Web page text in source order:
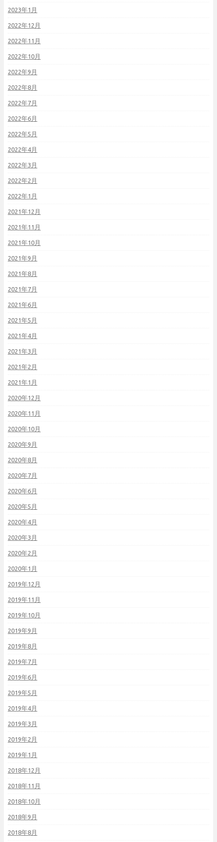
2023年1月
2022年12月
2022年11月
2022年10月
2022年9月
2022年8月
2022年7月
2022年6月
2022年5月
2022年4月
2022年3月
2022年2月
2022年1月
2021年12月
2021年11月
2021年10月
2021年9月
2021年8月
2021年7月
2021年6月
2021年5月
2021年4月
2021年3月
2021年2月
2021年1月
2020年12月
2020年11月
2020年10月
2020年9月
2020年8月
2020年7月
2020年6月
2020年5月
2020年4月
2020年3月
2020年2月
2020年1月
2019年12月
2019年11月
2019年10月
2019年9月
2019年8月
2019年7月
2019年6月
2019年5月
2019年4月
2019年3月
2019年2月
2019年1月
2018年12月
2018年11月
2018年10月
2018年9月
2018年8月